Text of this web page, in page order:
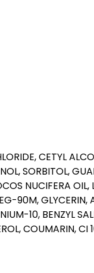
CETYL
SORBITOL,
NUCIFERA
90M, GLYCERIN,
10, BENZYL
COUMARIN,